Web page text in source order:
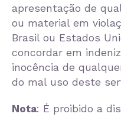
apresentação de
ou material em
Brasil ou Estados
concordar em
inocência de
do mal uso deste
Nota: É proibido a